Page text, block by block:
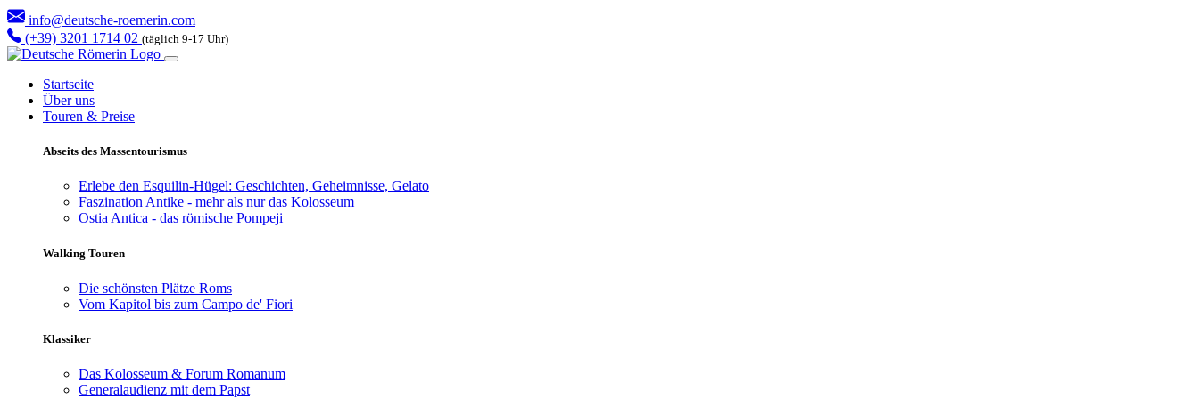
info@deutsche-roemerin.com
(+39) 3201 1714 02 (täglich 9-17 Uhr)
Startseite
Über uns
Touren & Preise
Abseits des Massentourismus
Erlebe den Esquilin-Hügel: Geschichten, Geheimnisse, Gelato
Faszination Antike - mehr als nur das Kolosseum
Ostia Antica - das römische Pompeji
Walking Touren
Die schönsten Plätze Roms
Vom Kapitol bis zum Campo de' Fiori
Klassiker
Das Kolosseum & Forum Romanum
Generalaudienz mit dem Papst